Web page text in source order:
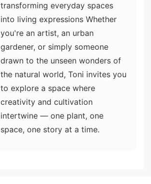
transforming everyday spaces
into living expressions Whether
you're an artist, an urban
gardener, or simply someone
drawn to the unseen wonders of
the natural world, Toni invites you
to explore a space where
creativity and cultivation
intertwine — one plant, one
space, one story at a time.